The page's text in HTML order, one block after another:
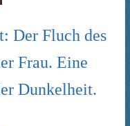
Der Fluch des
Frau. Eine
Dunkelheit.